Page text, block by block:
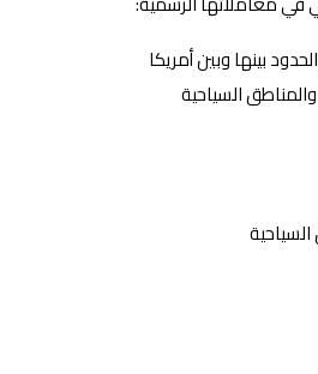
بينها وبين أمريكا
السياحية